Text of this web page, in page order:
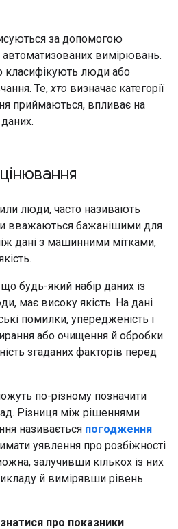
за допомогою
автоматизованих вимірювань.
класифікують люди або
Те,хто визначає категорії
приймаються, впливає на
даних.
люди, часто називають
вважаються бажанішими для
дані з машинними мітками,
будь-який набір даних із
має високу якість. На дані
помилки, упередженість і
або очищення й обробки.
згаданих факторів перед
по-різному позначити
Різниця між рішеннями
називається погодження
уявлення про розбіжності
залучивши кількох із них
й вимірявши рівень
про показники